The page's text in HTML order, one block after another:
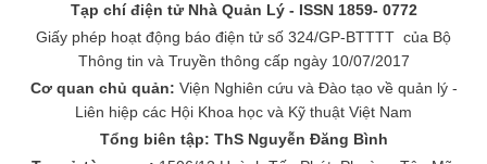
Tạp chí điện tử Nhà Quản Lý - ISSN 1859- 0772
Giấy phép hoạt động báo điện tử số 324/GP-BTTTT của Bộ
Thông tin và Truyền thông cấp ngày 10/07/2017
Cơ quan chủ quản: Viện Nghiên cứu và Đào tạo về quản lý -
Liên hiệp các Hội Khoa học và Kỹ thuật Việt Nam
Tổng biên tập: ThS Nguyễn Đăng Bình